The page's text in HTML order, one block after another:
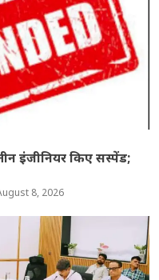
इंजीनियर किए सस्पेंड;
8, 2026